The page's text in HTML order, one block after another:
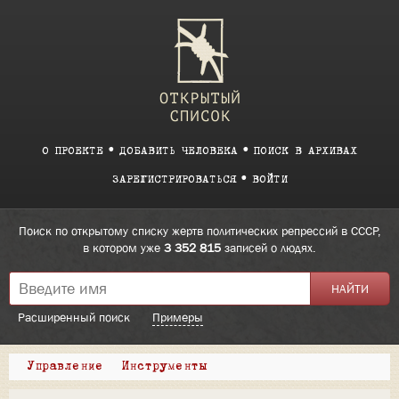
О ПРОЕКТЕ ДОБАВИТЬ ЧЕЛОВЕКА ПОИСК В АРХИВАХ
ЗАРЕГИСТРИРОВАТЬСЯ ВОЙТИ
Поиск по открытому списку жертв политических репрессий в СССР,
в котором уже 3 352 815 записей о людях.
Расширенный поиск Примеры
Управление Инструменты